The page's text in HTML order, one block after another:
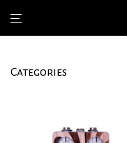
Categories